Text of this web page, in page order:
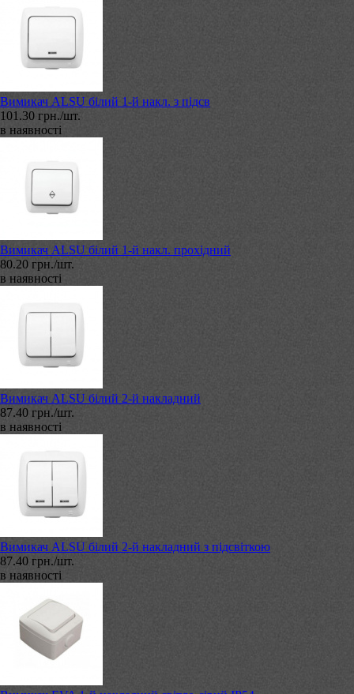
Вимикач ALSU білий 1-й накл. з підсв
101.30 грн./шт.
в наявності
Вимикач ALSU білий 1-й накл. прохідний
80.20 грн./шт.
в наявності
Вимикач ALSU білий 2-й накладний
87.40 грн./шт.
в наявності
Вимикач ALSU білий 2-й накладний з підсвіткою
87.40 грн./шт.
в наявності